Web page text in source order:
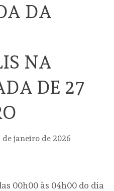
DA
NA
DE 27
de janeiro de 2026
00h00 às 04h00 do dia